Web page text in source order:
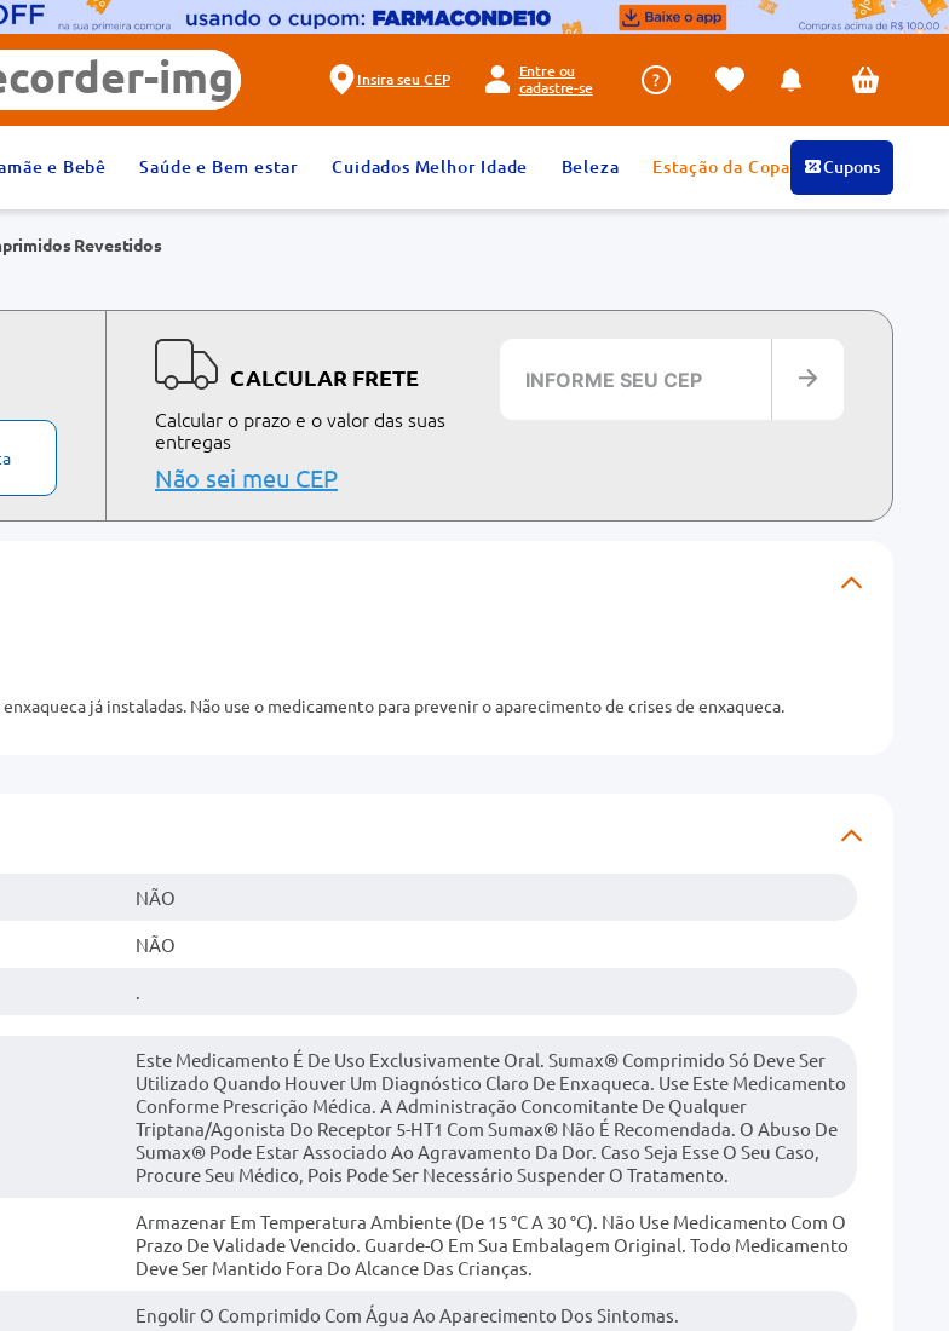
Insira seu CEP
Entre ou
cadastre-se
e Bebê Saúde e Bem estar Cuidados Melhor Idade Beleza Estação da Copa Cupons
Revestidos
CALCULAR FRETE
Calcular o prazo e o valor das suas
entregas
Não sei meu CEP
já instaladas. Não use o medicamento para prevenir o aparecimento de crises de enxaqueca.
NÃO
NÃO
Este Medicamento É De Uso Exclusivamente Oral. Sumax® Comprimido Só Deve Ser
Utilizado Quando Houver Um Diagnóstico Claro De Enxaqueca. Use Este Medicamento
Conforme Prescrição Médica. A Administração Concomitante De Qualquer
Triptana/agonista Do Receptor 5-HT1 Com Sumax® Não É Recomendada. O Abuso De
Sumax® Pode Estar Associado Ao Agravamento Da Dor. Caso Seja Esse O Seu Caso,
Procure Seu Médico, Pois Pode Ser Necessário Suspender O Tratamento.
Armazenar Em Temperatura Ambiente (de 15 °C A 30 °C). Não Use Medicamento Com O
Prazo De Validade Vencido. Guarde-O Em Sua Embalagem Original. Todo Medicamento
Deve Ser Mantido Fora Do Alcance Das Crianças.
Engolir O Comprimido Com Água Ao Aparecimento Dos Sintomas.